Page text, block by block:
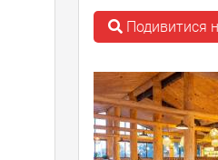
Подивитися